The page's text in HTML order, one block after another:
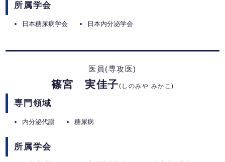
所属学会
日本糖尿病学会 日本内分泌学会
医員(専攻医)
篠宮 実佳子(しのみや みかこ)
専門領域
内分泌代謝 糖尿病
所属学会